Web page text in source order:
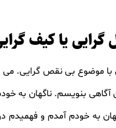
یا کیف
با موضوع بی نقص گرایی.
آگاهی بنویسم. ناگهان به
خودم آمدم و فهمیدم